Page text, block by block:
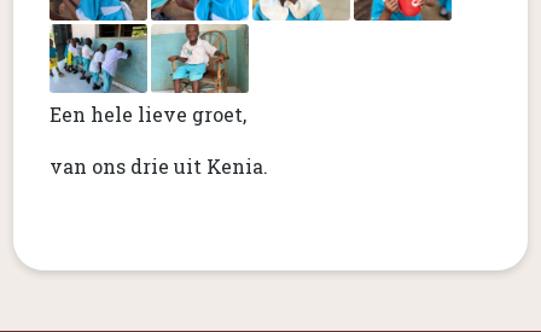
Een hele lieve groet,
van ons drie uit Kenia.